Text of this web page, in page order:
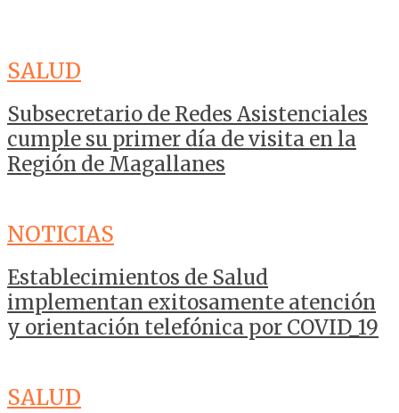
SALUD
Subsecretario de Redes Asistenciales
cumple su primer día de visita en la
Región de Magallanes
NOTICIAS
Establecimientos de Salud
implementan exitosamente atención
y orientación telefónica por COVID_19
SALUD